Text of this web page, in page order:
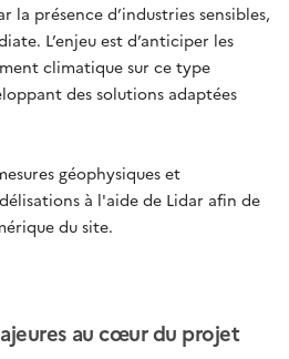
la présence d’industries sensibles,
L’enjeu est d’anticiper les
climatique sur ce type
des solutions adaptées
géophysiques et
à l'aide de Lidar afin de
du site.
au cœur du projet